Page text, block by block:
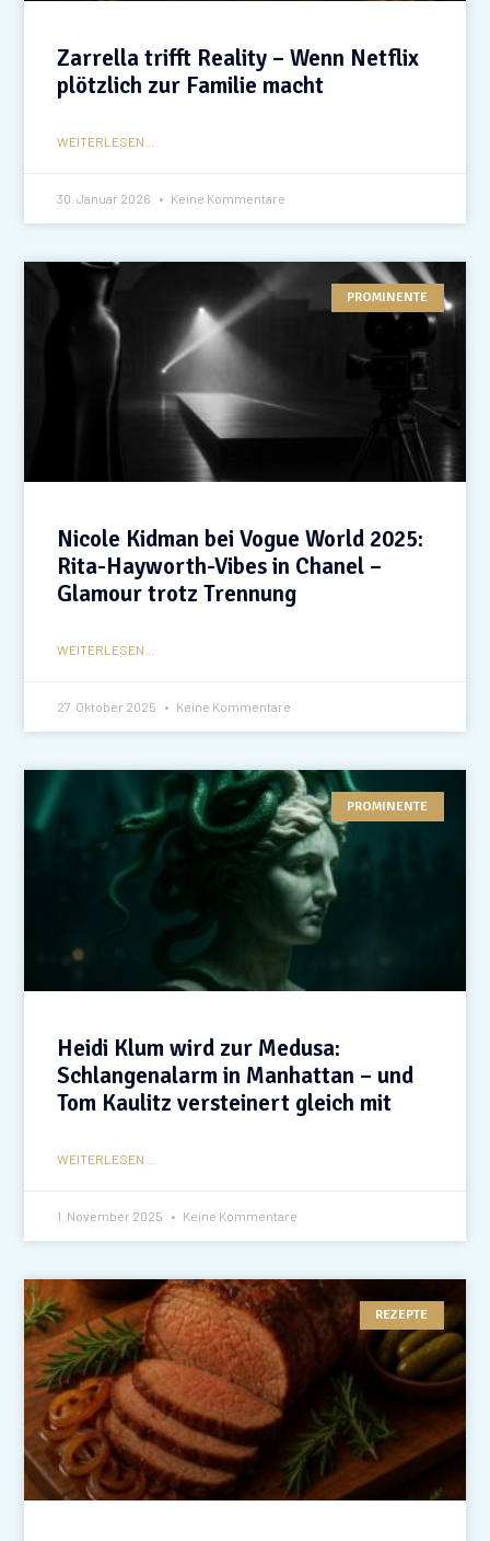
Zarrella trifft Reality – Wenn Netflix
plötzlich zur Familie macht
WEITERLESEN...
30. Januar 2026 Keine Kommentare
PROMINENTE
Nicole Kidman bei Vogue World 2025:
Rita-Hayworth-Vibes in Chanel –
Glamour trotz Trennung
WEITERLESEN...
27. Oktober 2025 Keine Kommentare
PROMINENTE
Heidi Klum wird zur Medusa:
Schlangenalarm in Manhattan – und
Tom Kaulitz versteinert gleich mit
WEITERLESEN...
1. November 2025 Keine Kommentare
REZEPTE